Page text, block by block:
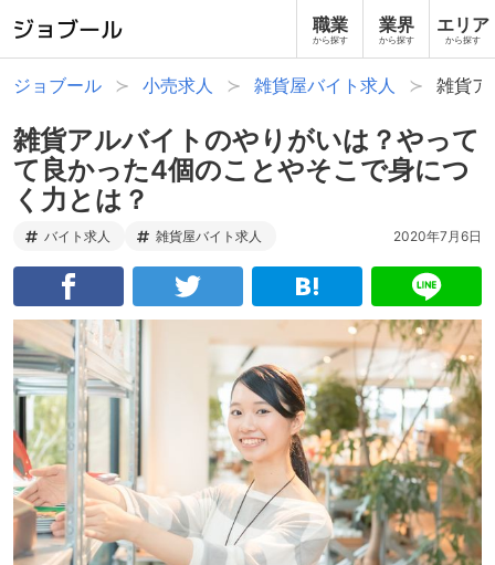
職業
から探す
業界
から探す
エリア
から探す
ジョブール 小売求人 雑貨屋バイト求人 雑貨ア
雑貨アルバイトのやりがいは？やって
て良かった4個のことやそこで身につ
く力とは？
バイト求人 雑貨屋バイト求人 2020年7月6日